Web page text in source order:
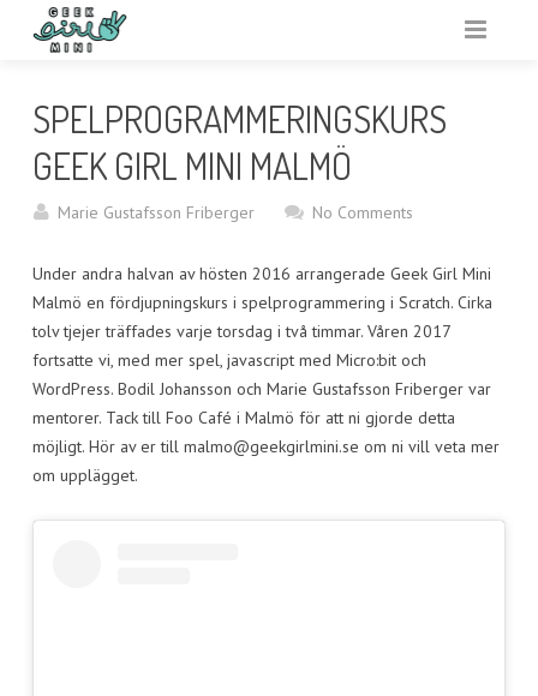
AKTIVITETSBANK
RESURSER
OM
SPELPROGRAMMERINGSKURS
GEEK GIRL MINI MALMÖ
Marie Gustafsson Friberger No Comments
Under andra halvan av hösten 2016 arrangerade Geek Girl Mini
Malmö en fördjupningskurs i spelprogrammering i Scratch. Cirka
tolv tjejer träffades varje torsdag i två timmar. Våren 2017
fortsatte vi, med mer spel, javascript med Micro:bit och
WordPress. Bodil Johansson och Marie Gustafsson Friberger var
mentorer. Tack till Foo Café i Malmö för att ni gjorde detta
möjligt. Hör av er till malmo@geekgirlmini.se om ni vill veta mer
om upplägget.